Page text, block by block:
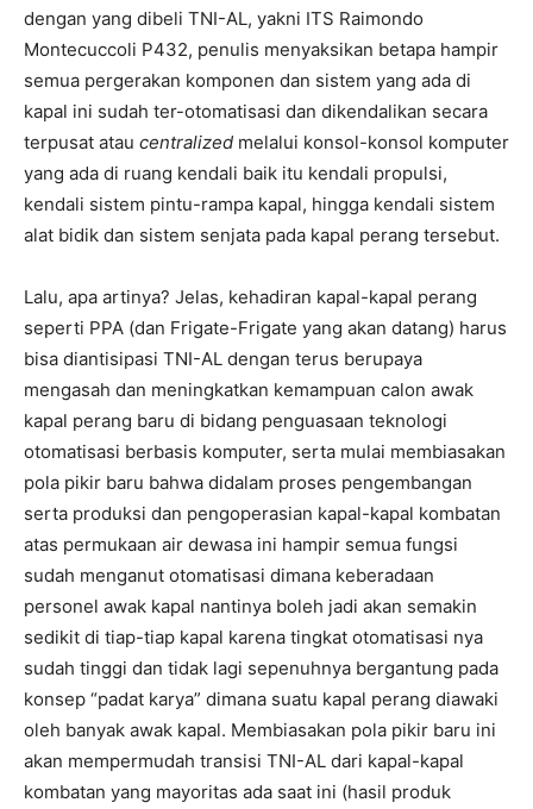
dengan yang dibeli TNI-AL, yakni ITS Raimondo
Montecuccoli P432, penulis menyaksikan betapa hampir
semua pergerakan komponen dan sistem yang ada di
kapal ini sudah ter-otomatisasi dan dikendalikan secara
terpusat atau centralized melalui konsol-konsol komputer
yang ada di ruang kendali baik itu kendali propulsi,
kendali sistem pintu-rampa kapal, hingga kendali sistem
alat bidik dan sistem senjata pada kapal perang tersebut.
Lalu, apa artinya? Jelas, kehadiran kapal-kapal perang
seperti PPA (dan Frigate-Frigate yang akan datang) harus
bisa diantisipasi TNI-AL dengan terus berupaya
mengasah dan meningkatkan kemampuan calon awak
kapal perang baru di bidang penguasaan teknologi
otomatisasi berbasis komputer, serta mulai membiasakan
pola pikir baru bahwa didalam proses pengembangan
serta produksi dan pengoperasian kapal-kapal kombatan
atas permukaan air dewasa ini hampir semua fungsi
sudah menganut otomatisasi dimana keberadaan
personel awak kapal nantinya boleh jadi akan semakin
sedikit di tiap-tiap kapal karena tingkat otomatisasi nya
sudah tinggi dan tidak lagi sepenuhnya bergantung pada
konsep “padat karya” dimana suatu kapal perang diawaki
oleh banyak awak kapal. Membiasakan pola pikir baru ini
akan mempermudah transisi TNI-AL dari kapal-kapal
kombatan yang mayoritas ada saat ini (hasil produk